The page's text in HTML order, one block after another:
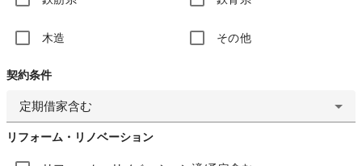
木造 その他
契約条件
定期借家含む
リフォーム・リノベーション